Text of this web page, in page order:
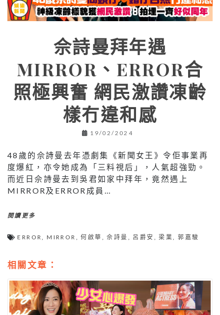
佘詩曼拜年遇
MIRROR、ERROR合
照極興奮 網民激讚凍齡
樣冇違和感
19/02/2024
48歲的佘詩曼去年憑劇集《新聞女王》令佢事業再
度爆紅，亦令她成為「三料視后」，人氣超強勁。
而近日佘詩曼去到吳君如家中拜年，竟然遇上
MIRROR及ERROR成員…
閱讀更多
ERROR,MIRROR ,何啟華 ,佘詩曼 , 呂爵安 ,梁業,郭嘉駿
相關文章：